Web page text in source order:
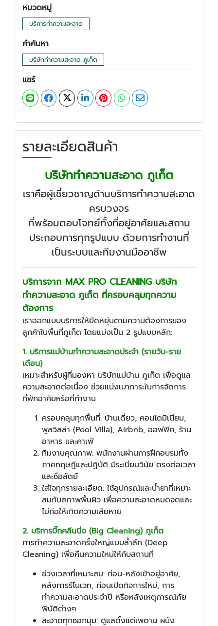
หมวดหมู่
บริการทำความสะอาด
คำค้นหา
บริษัททำความสะอาด ภูเก็ต
แชร์
รายละเอียดสินค้า
บริษัททำความสะอาด ภูเก็ต
เราคือผู้เชี่ยวชาญด้านบริการทำความสะอาด
ครบวงจร
ที่พร้อมตอบโจทย์ทั้งที่อยู่อาศัยและสถาน
ประกอบการทุกรูปแบบ ด้วยการทำงานที่
เป็นระบบและทีมงานมืออาชีพ
บริการจาก MAX PRO CLEANING บริษัท
ทำความสะอาด ภูเก็ต ที่ครอบคลุมทุกความ
ต้องการ
เราออกแบบบริการให้ยืดหยุ่นตามความต้องการของ
ลูกค้าในพื้นที่ภูเก็ต โดยแบ่งเป็น 2 รูปแบบหลัก:
1. บริการแม่บ้านทำความสะอาดประจำ (รายวัน-ราย
เดือน)
เหมาะสำหรับผู้ที่มองหา บริษัทแม่บ้าน ภูเก็ต เพื่อดูแล
ความสะอาดต่อเนื่อง ช่วยแบ่งเบาภาระในการจัดการ
ที่พักอาศัยหรือที่ทำงาน
ครอบคลุมทุกพื้นที่: บ้านเดี่ยว, คอนโดมิเนียม,
พูลวิลล่า (Pool Villa), Airbnb, ออฟฟิศ, ร้าน
อาหาร และคาเฟ่
ทีมงานคุณภาพ: พนักงานผ่านการฝึกอบรมทั้ง
ภาคทฤษฎีและปฏิบัติ มีระเบียบวินัย ตรงต่อเวลา
และซื่อสัตย์
ใส่ใจทุกรายละเอียด: ใช้อุปกรณ์และน้ำยาที่เหมาะ
สมกับสภาพพื้นผิว เพื่อความสะอาดหมดจดและ
ไม่ก่อให้เกิดความเสียหาย
2. บริการบิ๊กคลีนนิ่ง (Big Cleaning) ภูเก็ต
การทำความสะอาดครั้งใหญ่แบบล้ำลึก (Deep
Cleaning) เพื่อคืนความใหม่ให้กับสถานที่
ช่วงเวลาที่เหมาะสม: ก่อน-หลังเข้าอยู่อาศัย,
หลังการรีโนเวท, ก่อนเปิดกิจการใหม่, การ
ทำความสะอาดประจำปี หรือหลังเหตุการณ์ภัย
พิบัติต่างๆ
สะอาดทุกซอกมุม: ดูแลตั้งแต่เพดาน ผนัง